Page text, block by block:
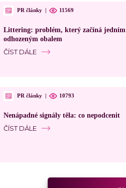
PR články 11569
Littering: problém, který začíná jedním
odhozeným obalem
ČÍST DÁLE
PR články 10793
Nenápadné signály těla: co nepodcenit
ČÍST DÁLE